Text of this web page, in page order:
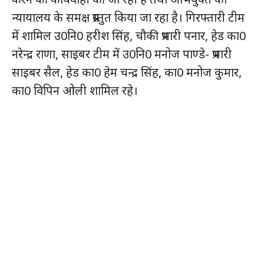
न्यायालय के समक्ष प्रस्तुत किया जा रहा है। गिरफ्तारी टीम
में शामिल उ0नि0 हरीश सिंह, चौकी प्रभारी पनार, हेड का0
नरेन्द्र राणा, साइबर टीम में उ0नि0 मनोज पाण्डे- प्रभारी
साइबर सैल, हेड का0 हेम चन्द्र सिंह, का0 मनोज कुमार,
का0 विपिन ओली शामिल रहे।